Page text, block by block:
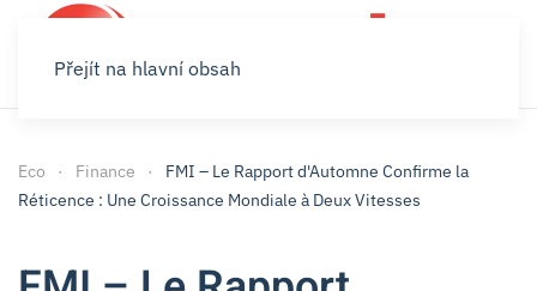
Přejít na hlavní obsah
Eco Finance
FMI – Le Rapport d'Automne Confirme la
Réticence : Une Croissance Mondiale à Deux Vitesses